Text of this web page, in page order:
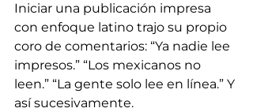
Iniciar una publicación impresa
con enfoque latino trajo su propio
coro de comentarios: “Ya nadie lee
impresos.” “Los mexicanos no
leen.” “La gente solo lee en línea.” Y
así sucesivamente.